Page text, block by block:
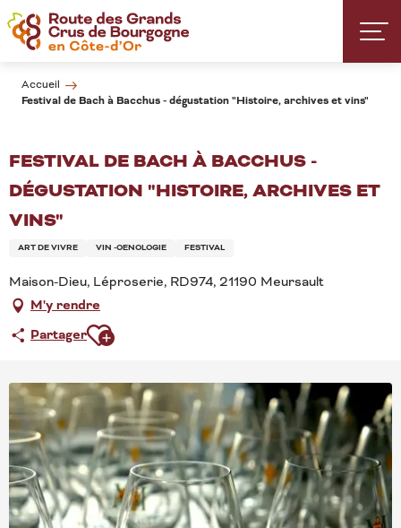
Aller
au
contenu
Accueil
Festival de Bach à Bacchus - dégustation "Histoire, archives et vins"
FESTIVAL DE BACH À BACCHUS -
DÉGUSTATION "HISTOIRE, ARCHIVES ET
VINS"
ART DE VIVRE VIN -OENOLOGIE FESTIVAL
Maison-Dieu, Léproserie, RD974, 21190 Meursault
M'y rendre
PartagerAjouter aux favoris